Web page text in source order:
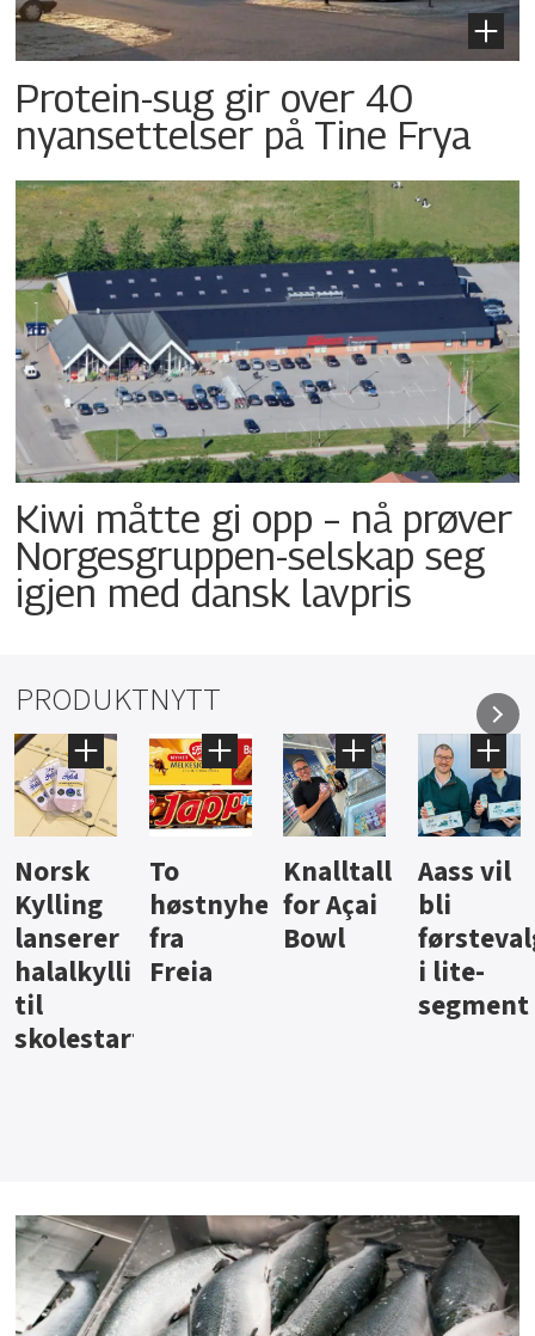
Protein-sug gir over 40
nyansettelser på Tine Frya
Kiwi måtte gi opp – nå prøver
Norgesgruppen-selskap seg
igjen med dansk lavpris
PRODUKTNYTT
Knalltall
for Açai
Bowl
Aass vil
bli
førstevalg
i lite-
Brus og
jus fra
Berentsen
Hard
iste fra
Hansa